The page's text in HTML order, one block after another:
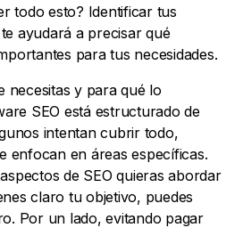
todo esto? Identificar tus
ayudará a precisar qué
para tus necesidades.
necesitas y para qué lo
SEO está estructurado de
intentan cubrir todo,
enfocan en áreas específicas.
de SEO quieras abordar
claro tu objetivo, puedes
Por un lado, evitando pagar